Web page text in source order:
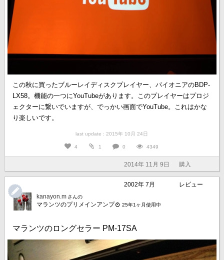
この秋に買ったブルーレイディスクプレイヤー、パイオニアのBDP-
LX58。機能の一つにYouTubeがあります。このプレイヤーはプロジ
ェクターに繋いでいますが、でっかい画面でYouTube。これはかな
り楽しいです。
last update : 2015年 10月 24日
4 1 0 4349
2014年 11月 9日 購入
2002年 7月
レビュー
kanayon.m さんの
マランツのプリメインアンプ 25年1ヶ月使用中
マランツのロングセラー PM-17SA